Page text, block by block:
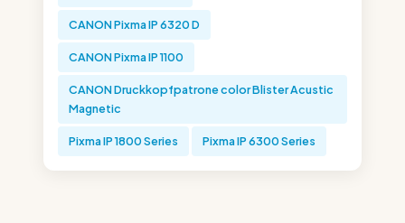
CANON Pixma IP 6320 D
CANON Pixma IP 1100
CANON Druckkopfpatrone color Blister Acustic
Magnetic
Pixma IP 1800 Series Pixma IP 6300 Series